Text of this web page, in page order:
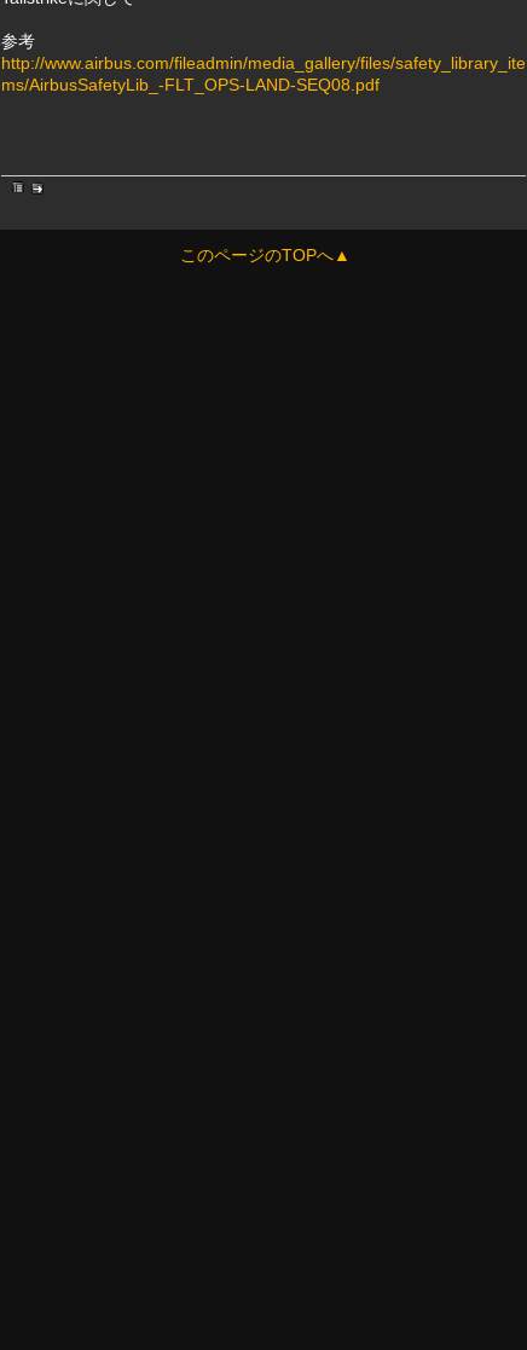
参考
http://www.airbus.com/fileadmin/media_gallery/files/safety_library_ite
ms/AirbusSafetyLib_-FLT_OPS-LAND-SEQ08.pdf
このページのTOPへ▲